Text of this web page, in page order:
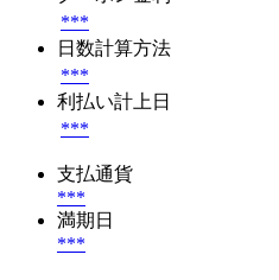
***
日数計算方法
***
利払い計上日
***
支払通貨
***
満期日
***